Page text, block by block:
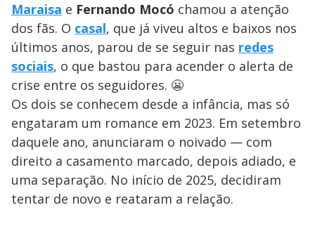
Maraisa e Fernando Mocó chamou a atenção
dos fãs. O casal, que já viveu altos e baixos nos
últimos anos, parou de se seguir nas redes
sociais, o que bastou para acender o alerta de
crise entre os seguidores. 😬
Os dois se conhecem desde a infância, mas só
engataram um romance em 2023. Em setembro
daquele ano, anunciaram o noivado — com
direito a casamento marcado, depois adiado, e
uma separação. No início de 2025, decidiram
tentar de novo e reataram a relação.